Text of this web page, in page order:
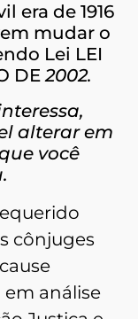
era de 1916
mudar o
Lei LEI
DE2002.
alterar em
você
cônjuges
em análise